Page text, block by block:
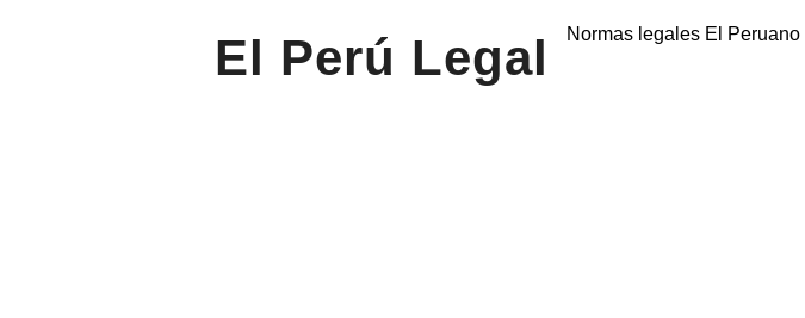
El Perú Legal Normas legales El Peruano